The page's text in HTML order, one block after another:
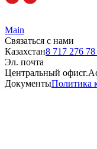
Main
Связаться с нами
Казахстан8 717 276 78
Эл. почта
Центральный офис
ДокументыПолитика